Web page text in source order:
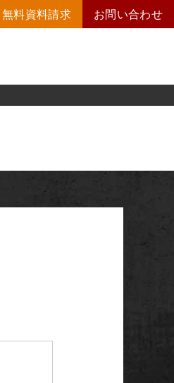
無料資料請求 お問い合わせ